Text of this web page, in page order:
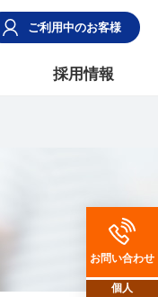
ご利用中のお客様
採用情報
お問い合わせ
個人